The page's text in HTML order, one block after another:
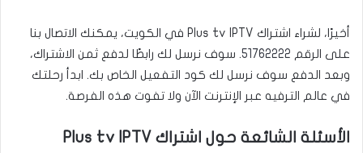
أخيرًا، لشراء اشتراك Plus tv IPTV في الكويت، يمكنك الاتصال بنا
على الرقم 51762222. سوف نرسل لك رابطًا لدفع ثمن الاشتراك،
وبعد الدفع سوف نرسل لك كود التفعيل الخاص بك. ابدأ رحلتك
في عالم الترفيه عبر الإنترنت الآن ولا تفوت هذه الفرصة.
الأسئلة الشائعة حول اشتراك Plus tv IPTV